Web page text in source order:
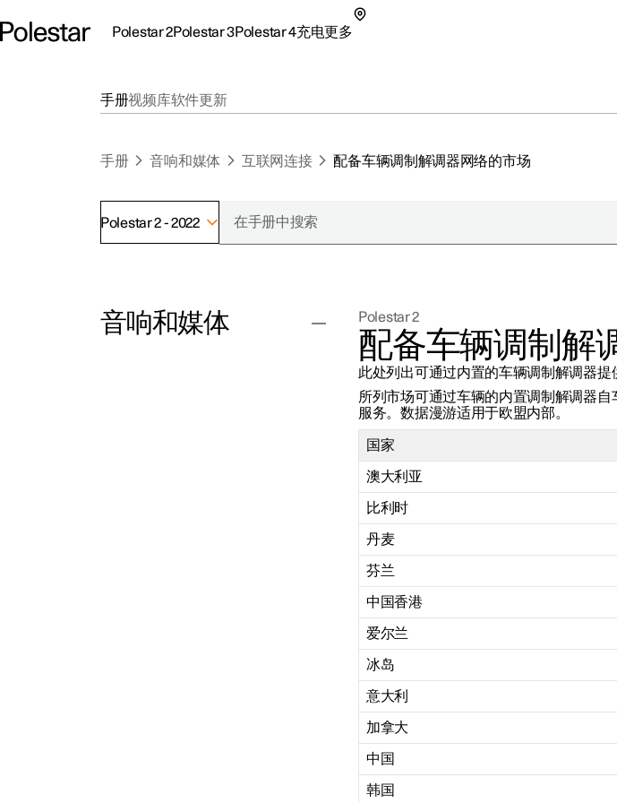
Polestar 2Polestar 3Polestar 4充电更多
探索Polestar 3
新闻
注册新闻简报
（在新窗口中打开）
手册视频库软件更新
手册 音响和媒体 互联网连接 配备车辆调制解调器网络的市场
Polestar 2 - 2022
音响和媒体 Polestar 2
配备车辆调制解
此处列出可通过内置的车辆调制解调器提
所列市场可通过车辆的内置调制解调器
服务。数据漫游适用于欧盟内部。
国家
澳大利亚
比利时
丹麦
芬兰
中国香港
爱尔兰
冰岛
意大利
加拿大
中国
韩国